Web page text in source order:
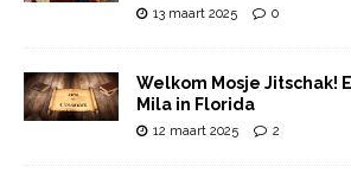
13 maart 2025 0
Welkom Mosje Jitschak!
Mila in Florida
12 maart 2025 2